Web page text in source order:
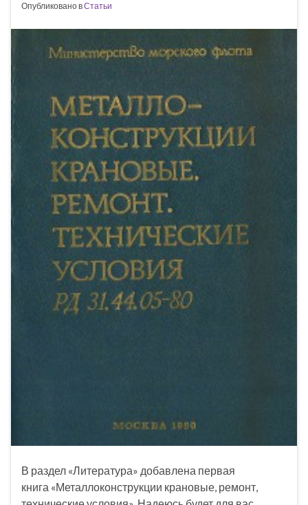
Опубликовано вСтатьи
В раздел «Литература» добавлена первая
книга «Металлоконструкции крановые, ремонт,